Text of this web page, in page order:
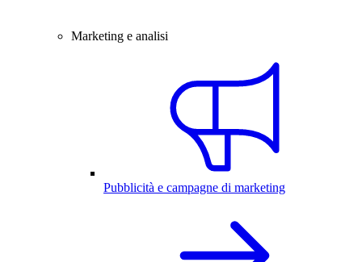
Marketing e analisi
Pubblicità e campagne di marketing